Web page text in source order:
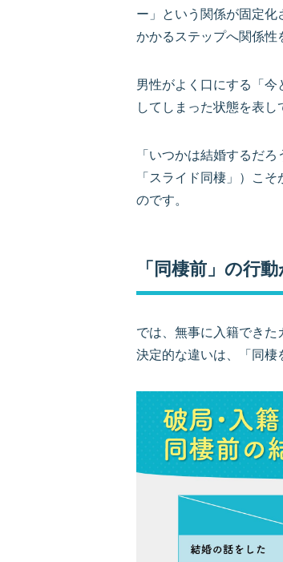
ー」という関係が固定
かかるステップへ関係性
男性がよく口にする「
してしまった状態を表し
「いつかは結婚するだ
「スライド同棲」）こ
のです。
「同棲前」の行
では、無事に入籍できた
決定的な違いは、「同棲